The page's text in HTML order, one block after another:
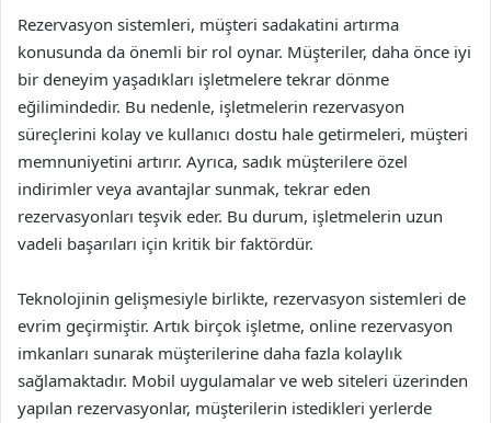
Rezervasyon sistemleri, müşteri sadakatini artırma
konusunda da önemli bir rol oynar. Müşteriler, daha önce iyi
bir deneyim yaşadıkları işletmelere tekrar dönme
eğilimindedir. Bu nedenle, işletmelerin rezervasyon
süreçlerini kolay ve kullanıcı dostu hale getirmeleri, müşteri
memnuniyetini artırır. Ayrıca, sadık müşterilere özel
indirimler veya avantajlar sunmak, tekrar eden
rezervasyonları teşvik eder. Bu durum, işletmelerin uzun
vadeli başarıları için kritik bir faktördür.
Teknolojinin gelişmesiyle birlikte, rezervasyon sistemleri de
evrim geçirmiştir. Artık birçok işletme, online rezervasyon
imkanları sunarak müşterilerine daha fazla kolaylık
sağlamaktadır. Mobil uygulamalar ve web siteleri üzerinden
yapılan rezervasyonlar, müşterilerin istedikleri yerlerde